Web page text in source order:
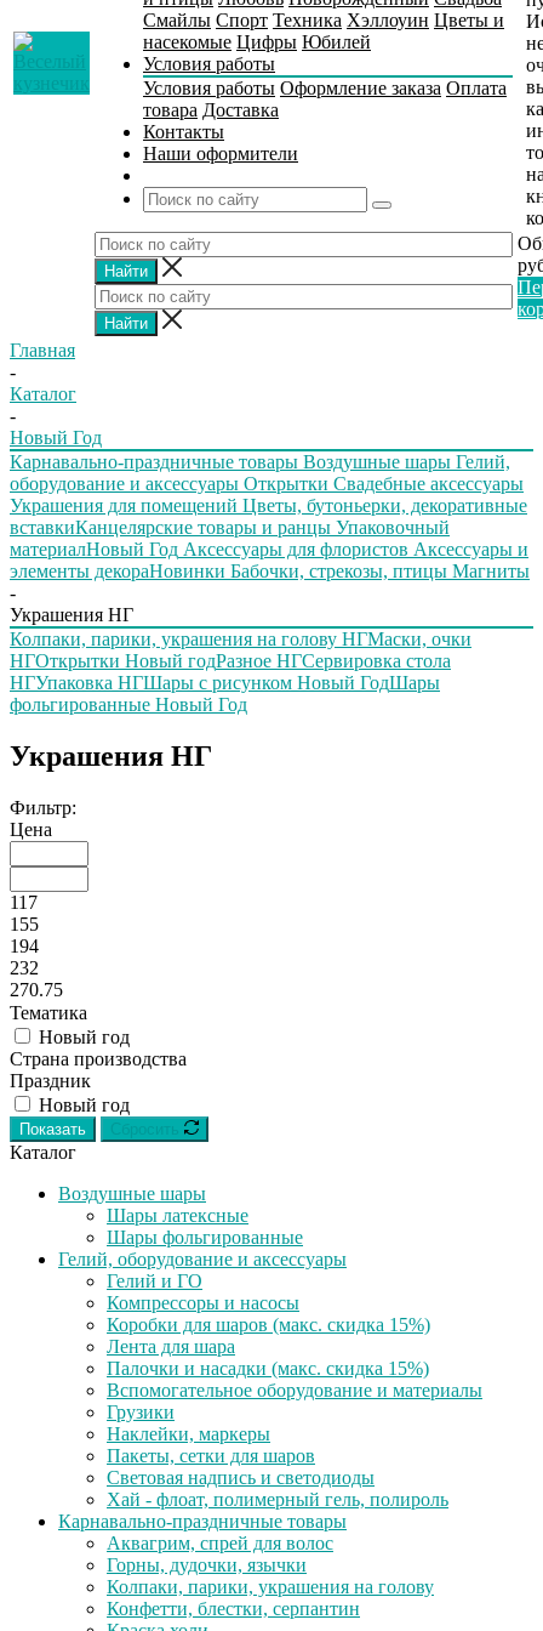
Смайлы Спорт Техника Хэллоуин Цветы и
насекомые Цифры Юбилей
Условия работы
Условия работы Оформление заказа Оплата
товара Доставка
Контакты
Наши оформители
Главная
-
Каталог
-
Новый Год
Карнавально-праздничные товары Воздушные шары Гелий,
оборудование и аксессуары Открытки Свадебные аксессуары
Украшения для помещений Цветы, бутоньерки, декоративные
вставкиКанцелярские товары и ранцы Упаковочный
материалНовый Год Аксессуары для флористов Аксессуары и
элементы декораНовинки Бабочки, стрекозы, птицы Магниты
-
Украшения НГ
Колпаки, парики, украшения на голову НГМаски, очки
НГОткрытки Новый годРазное НГСервировка стола
НГУпаковка НГШары с рисунком Новый ГодШары
фольгированные Новый Год
Украшения НГ
Фильтр:
Цена
117
155
194
232
270.75
Тематика
Новый год
Страна производства
Праздник
Новый год
Показать
Каталог
Воздушные шары
Шары латексные
Шары фольгированные
Гелий, оборудование и аксессуары
Гелий и ГО
Компрессоры и насосы
Коробки для шаров (макс. скидка 15%)
Лента для шара
Палочки и насадки (макс. скидка 15%)
Вспомогательное оборудование и материалы
Грузики
Наклейки, маркеры
Пакеты, сетки для шаров
Световая надпись и светодиоды
Хай - флоат, полимерный гель, полироль
Карнавально-праздничные товары
Аквагрим, спрей для волос
Горны, дудочки, язычки
Колпаки, парики, украшения на голову
Конфетти, блестки, серпантин